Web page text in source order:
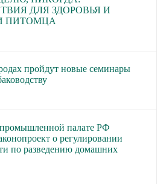
ДЛЯ ЗДОРОВЬЯ И
ПИТОМЦА
пройдут новые семинары
палате РФ
о регулировании
по разведению домашних